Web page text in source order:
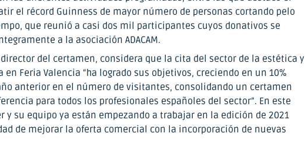
el récord Guinness de mayor número de personas cortando pelo
que reunió a casi dos mil participantes cuyos donativos se
a la asociación ADACAM.
director del certamen, considera que la cita del sector de la estética y
en Feria Valencia “ha logrado sus objetivos, creciendo en un 10%
anterior en el número de visitantes, consolidando un certamen
para todos los profesionales españoles del sector”. En este
y su equipo ya están empezando a trabajar en la edición de 2021
de mejorar la oferta comercial con la incorporación de nuevas